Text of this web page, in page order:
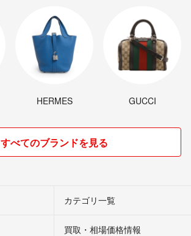
HERMES GUCCI
すべてのブランドを見る
カテゴリ一覧
買取・相場価格情報